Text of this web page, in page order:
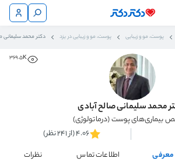
پوست، مو و زیبایی پوست، مو و زیبایی در یزد دکتر محمد سلیمانی
369.5K
محمد سلیمانی صالح آبادی
بیماری‌های پوست (درماتولوژی)
4.06 (از 241 نظر)
معرفی اطلاعات تماس نظرات